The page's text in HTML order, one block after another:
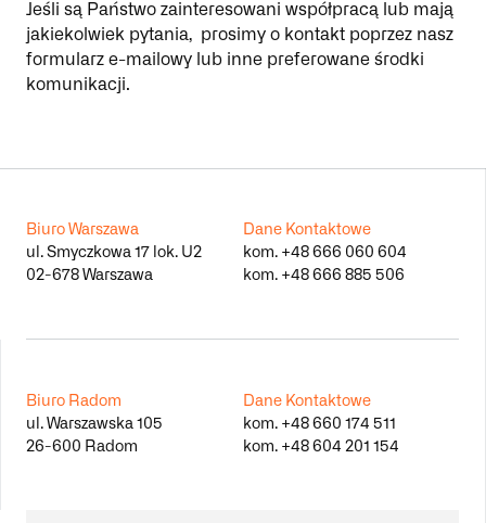
Jeśli są Państwo zainteresowani współpracą lub mają
jakiekolwiek pytania, prosimy o kontakt poprzez nasz
formularz e-mailowy lub inne preferowane środki
komunikacji.
Biuro Warszawa
ul. Smyczkowa 17 lok. U2
02-678 Warszawa
Dane Kontaktowe
kom. +48 666 060 604
kom. +48 666 885 506
Biuro Radom
ul. Warszawska 105
26-600 Radom
Dane Kontaktowe
kom. +48 660 174 511
kom. +48 604 201 154